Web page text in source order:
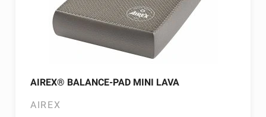
AIREX® BALANCE-PAD MINI LAVA
AIREX